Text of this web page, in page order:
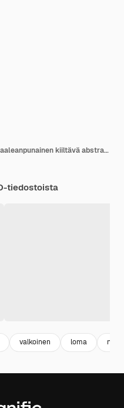
3D-renderöinti, aakkosviiva, vaaleanpunainen kiiltävä abstraktilla aaltoviivalla
tiedostoista
valkoinen loma